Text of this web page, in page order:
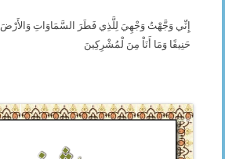
إِنِّي وَجَّهْتُ وَجْهِيَ لِلَّذِي فَطَرَ السَّمَاوَاتِ وَالأَرْضَ
حَنِيفًا وَمَا أَنَاْ مِنَ لْمُشْرِكِينَ